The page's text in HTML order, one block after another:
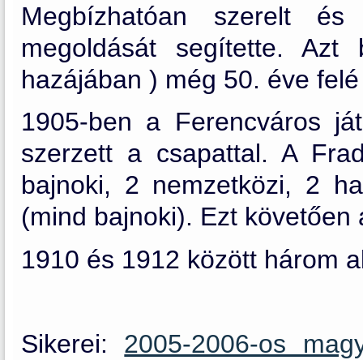
Megbízhatóan szerelt
megoldását segítette. Azt
hazájában ) még 50. éve
1905-ben a Ferencváros
szerzett a csapattal. A
bajnoki, 2 nemzetközi, 2
(mind bajnoki). Ezt
1910 és 1912 között három
Sikerei: 2005-2006-os